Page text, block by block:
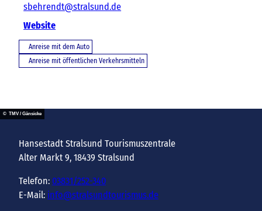
sbehrendt@stralsund.de
Website
Anreise mit dem Auto
Anreise mit öffentlichen Verkehrsmitteln
© TMV / Gänsicke
Hansestadt Stralsund Tourismuszentrale
Alter Markt 9, 18439 Stralsund
Telefon: 03831/252-340
E-Mail: info@stralsundtourismus.de